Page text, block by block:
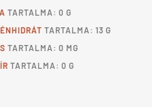
TARTALMA: 0 G
TARTALMA: 13 G
TARTALMA: 0 MG
TARTALMA: 0 G